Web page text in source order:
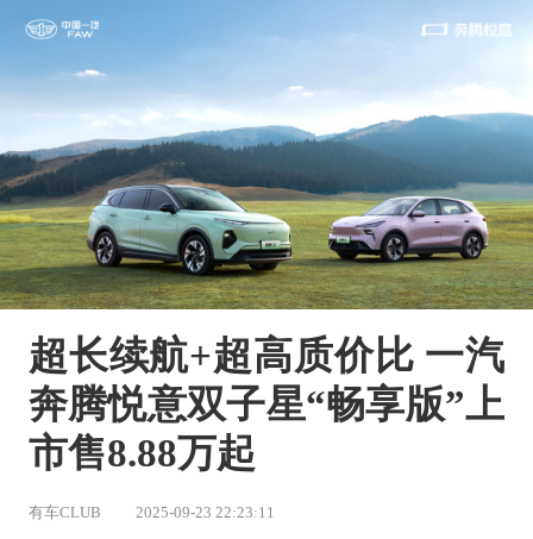
超长续航+超高质价比 一汽
奔腾悦意双子星“畅享版”上
市售8.88万起
有车CLUB 2025-09-23 22:23:11